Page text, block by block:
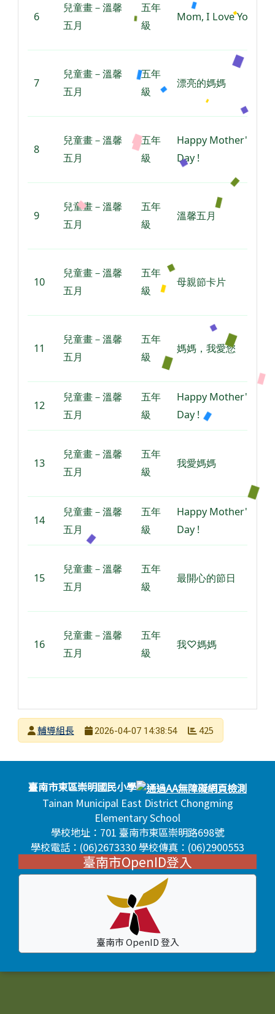
6
兒童畫－溫馨
五月
五年
級
Mom, I Love You
7
兒童畫－溫馨
五月
五年
級
漂亮的媽媽
8
兒童畫－溫馨
五月
五年
級
Happy Mother's
Day !
9
兒童畫－溫馨
五月
五年
級
溫馨五月
10
兒童畫－溫馨
五月
五年
級
母親節卡片
11
兒童畫－溫馨
五月
五年
級
媽媽，我愛您
12
兒童畫－溫馨
五月
五年
級
Happy Mother's
Day !
13
兒童畫－溫馨
五月
五年
級
我愛媽媽
14
兒童畫－溫馨
五月
五年
級
Happy Mother's
Day !
15
兒童畫－溫馨
五月
五年
級
最開心的節日
16
兒童畫－溫馨
五月
五年
級
我♡媽媽
發布者
輔導組長
2026-04-07 14:38:54 425
頁尾區域內容
臺南市東區崇明國民小學
Tainan Municipal East District Chongming
Elementary School
學校地址：701 臺南市東區崇明路698號
學校電話：(06)2673330 學校傳真：(06)2900553
臺南市OpenID登入
臺南市 OpenID 登入